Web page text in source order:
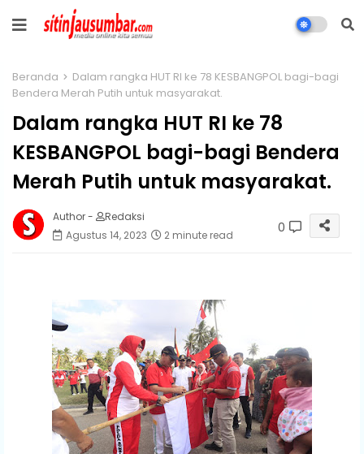
Beranda
Dalam rangka HUT RI ke 78 KESBANGPOL bagi-bagi
Bendera Merah Putih untuk masyarakat.
Dalam rangka HUT RI ke 78
KESBANGPOL bagi-bagi Bendera
Merah Putih untuk masyarakat.
Author -
Redaksi
Agustus 14, 2023
2 minute read 0